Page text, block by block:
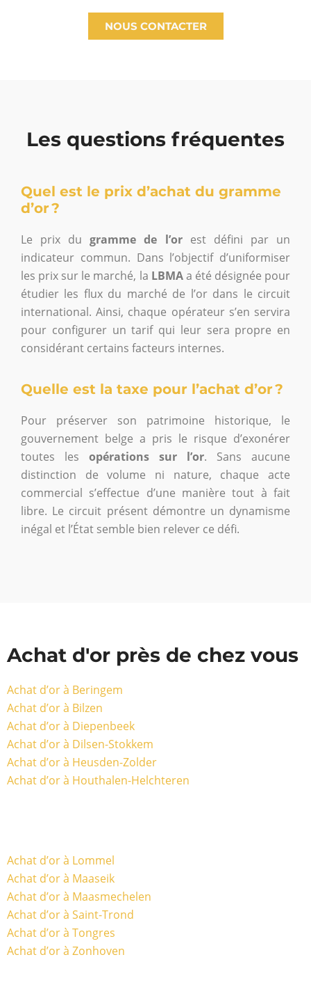
NOUS CONTACTER
Les questions fréquentes
Quel est le prix d’achat du gramme
d’or ?
Le prix dugramme de l’or est défini par un
indicateur commun. Dans l’objectif d’uniformiser
les prix sur le marché, la LBMAa été désignée pour
étudier les flux du marché de l’or dans le circuit
international. Ainsi, chaque opérateur s’en servira
pour configurer un tarif qui leur sera propre en
considérant certains facteurs internes.
Quelle est la taxe pour l’achat d’or ?
Pour préserver son patrimoine historique, le
gouvernement belge a pris le risque d’exonérer
toutes les opérations sur l’or. Sans aucune
distinction de volume ni nature, chaque acte
commercial s’effectue d’une manière tout à fait
libre. Le circuit présent démontre un dynamisme
inégal et l’État semble bien relever ce défi.
Achat d'or près de chez vous
Achat d’or à Beringem
Achat d’or à Bilzen
Achat d’or à Diepenbeek
Achat d’or à Dilsen-Stokkem
Achat d’or à Heusden-Zolder
Achat d’or à Houthalen-Helchteren
Achat d’or à Lommel
Achat d’or à Maaseik
Achat d’or à Maasmechelen
Achat d’or à Saint-Trond
Achat d’or à Tongres
Achat d’or à Zonhoven